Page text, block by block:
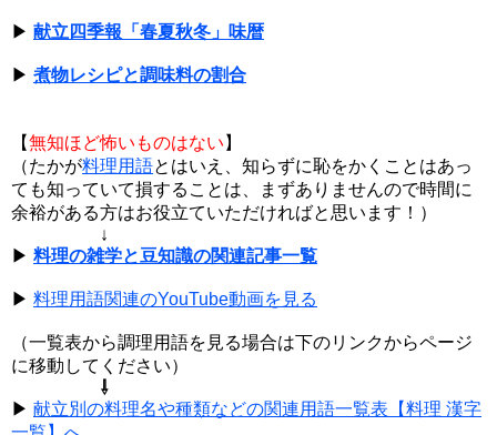
▶ 献立四季報「春夏秋冬」味暦
▶ 煮物レシピと調味料の割合
【無知ほど怖いものはない 】
（たかが料理用語とはいえ、知らずに恥をかくことはあっ
ても知っていて損することは、まずありませんので時間に
余裕がある方はお役立ていただければと思います！）
↓
▶ 料理の雑学と豆知識の関連記事一覧
▶ 料理用語関連のYouTube動画を見る
（一覧表から調理用語を見る場合は下のリンクからページ
に移動してください）
⇩
▶ 献立別の料理名や種類などの関連用語一覧表【料理 漢字